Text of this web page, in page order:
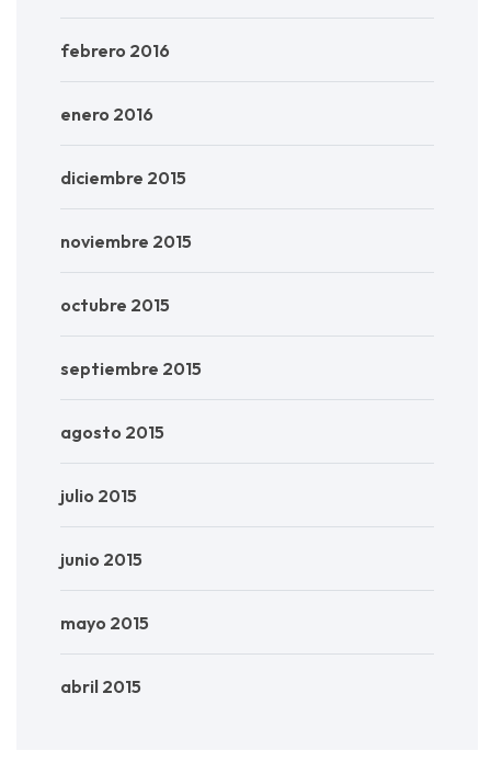
febrero 2016
enero 2016
diciembre 2015
noviembre 2015
octubre 2015
septiembre 2015
agosto 2015
julio 2015
junio 2015
mayo 2015
abril 2015